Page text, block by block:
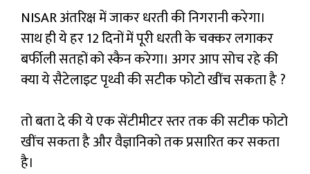
NISAR अंतरिक्ष में जाकर धरती की निगरानी करेगा।
साथ ही ये हर 12 दिनों में पूरी धरती के चक्कर लगाकर
बर्फीली सतहों को स्कैन करेगा। अगर आप सोच रहे की
क्या ये सैटेलाइट पृथ्वी की सटीक फोटो खींच सकता है ?
तो बता दे की ये एक सेंटीमीटर स्तर तक की सटीक फोटो
खींच सकता है और वैज्ञानिको तक प्रसारित कर सकता
है।